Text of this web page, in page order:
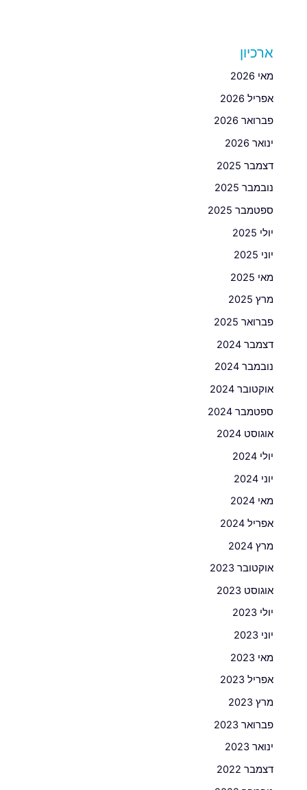
ארכיון
מאי 2026
אפריל 2026
פברואר 2026
ינואר 2026
דצמבר 2025
נובמבר 2025
ספטמבר 2025
יולי 2025
יוני 2025
מאי 2025
מרץ 2025
פברואר 2025
דצמבר 2024
נובמבר 2024
אוקטובר 2024
ספטמבר 2024
אוגוסט 2024
יולי 2024
יוני 2024
מאי 2024
אפריל 2024
מרץ 2024
אוקטובר 2023
אוגוסט 2023
יולי 2023
יוני 2023
מאי 2023
אפריל 2023
מרץ 2023
פברואר 2023
ינואר 2023
דצמבר 2022